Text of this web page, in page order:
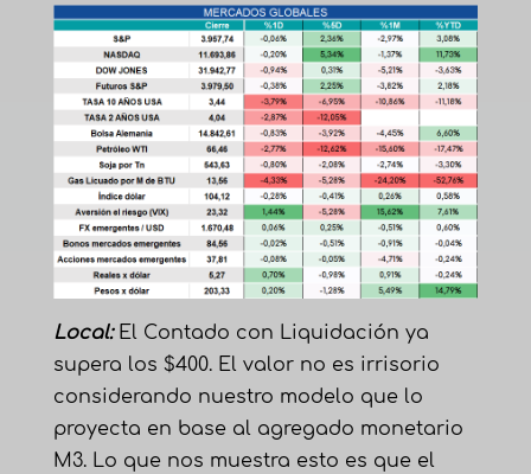
Local: El Contado con Liquidación ya
supera los $400. El valor no es irrisorio
considerando nuestro modelo que lo
proyecta en base al agregado monetario
M3. Lo que nos muestra esto es que el